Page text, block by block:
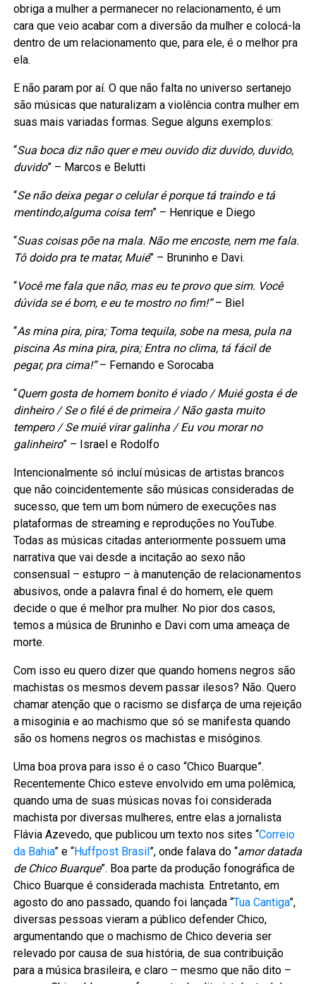
obriga a mulher a permanecer no relacionamento, é um
cara que veio acabar com a diversão da mulher e colocá-la
dentro de um relacionamento que, para ele, é o melhor pra
ela.
E não param por aí. O que não falta no universo sertanejo
são músicas que naturalizam a violência contra mulher em
suas mais variadas formas. Segue alguns exemplos:
“Sua boca diz não quer e meu ouvido diz duvido, duvido,
duvido” – Marcos e Belutti
“Se não deixa pegar o celular é porque tá traindo e tá
mentindo,alguma coisa tem” – Henrique e Diego
“Suas coisas põe na mala. Não me encoste, nem me fala.
Tô doido pra te matar, Muié” – Bruninho e Davi.
“Você me fala que não, mas eu te provo que sim. Você
dúvida se é bom, e eu te mostro no fim!”– Biel
“As mina pira, pira; Toma tequila, sobe na mesa, pula na
piscina As mina pira, pira; Entra no clima, tá fácil de
pegar, pra cima!”– Fernando e Sorocaba
“Quem gosta de homem bonito é viado / Muié gosta é de
dinheiro / Se o filé é de primeira / Não gasta muito
tempero / Se muié virar galinha / Eu vou morar no
galinheiro” – Israel e Rodolfo
Intencionalmente só incluí músicas de artistas brancos
que não coincidentemente são músicas consideradas de
sucesso, que tem um bom número de execuções nas
plataformas de streaming e reproduções no YouTube.
Todas as músicas citadas anteriormente possuem uma
narrativa que vai desde a incitação ao sexo não
consensual – estupro – à manutenção de relacionamentos
abusivos, onde a palavra final é do homem, ele quem
decide o que é melhor pra mulher. No pior dos casos,
temos a música de Bruninho e Davi com uma ameaça de
morte.
Com isso eu quero dizer que quando homens negros são
machistas os mesmos devem passar ilesos? Não. Quero
chamar atenção que o racismo se disfarça de uma rejeição
a misoginia e ao machismo que só se manifesta quando
são os homens negros os machistas e misóginos.
Uma boa prova para isso é o caso “Chico Buarque”.
Recentemente Chico esteve envolvido em uma polêmica,
quando uma de suas músicas novas foi considerada
machista por diversas mulheres, entre elas a jornalista
Flávia Azevedo, que publicou um texto nos sites “Correio
da Bahia” e “Huffpost Brasil ”, onde falava do “amor datada
de Chico Buarque”. Boa parte da produção fonográfica de
Chico Buarque é considerada machista. Entretanto, em
agosto do ano passado, quando foi lançada “Tua Cantiga”,
diversas pessoas vieram a público defender Chico,
argumentando que o machismo de Chico deveria ser
relevado por causa de sua história, de sua contribuição
para a música brasileira, e claro – mesmo que não dito –